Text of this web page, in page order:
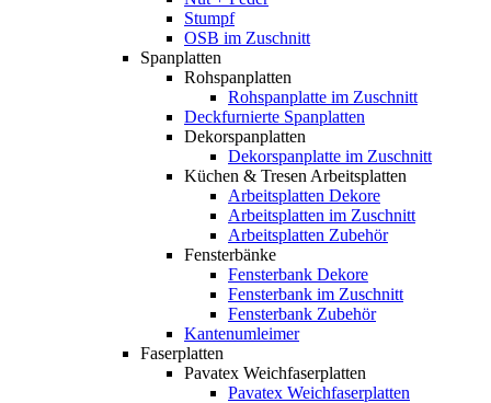
Stumpf
OSB im Zuschnitt
Spanplatten
Rohspanplatten
Rohspanplatte im Zuschnitt
Deckfurnierte Spanplatten
Dekorspanplatten
Dekorspanplatte im Zuschnitt
Küchen & Tresen Arbeitsplatten
Arbeitsplatten Dekore
Arbeitsplatten im Zuschnitt
Arbeitsplatten Zubehör
Fensterbänke
Fensterbank Dekore
Fensterbank im Zuschnitt
Fensterbank Zubehör
Kantenumleimer
Faserplatten
Pavatex Weichfaserplatten
Pavatex Weichfaserplatten